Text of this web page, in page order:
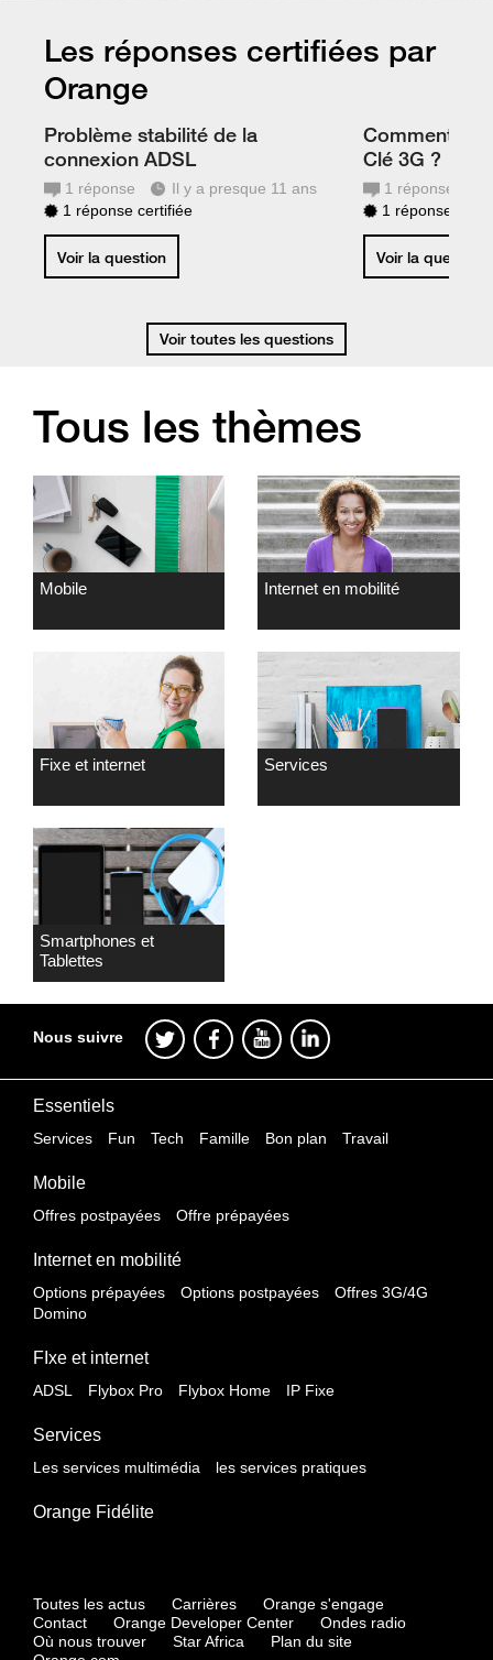
Les réponses certifiées par
Orange
Problème stabilité de la
connexion ADSL
1 réponse
Il y a presque 11 ans
1 réponse certifiée
Voir la question
Comment je
Clé 3G ?
1 réponse
1 réponse
Voir la question
Voir toutes les questions
Tous les thèmes
Mobile Internet en mobilité
Fixe et internet Services
Smartphones et
Tablettes
Nous suivre
Essentiels
Services Fun Tech Famille Bon plan Travail
Mobile
Offres postpayées Offre prépayées
Internet en mobilité
Options prépayées Options postpayées
Offres 3G/4G
Domino
FIxe et internet
ADSL Flybox Pro Flybox Home IP Fixe
Services
Les services multimédia les services pratiques
Orange Fidélite
Toutes les actus Carrières
Orange s'engage
Contact
Orange Developer Center
Ondes radio
Où nous trouver
Star Africa
Plan du site